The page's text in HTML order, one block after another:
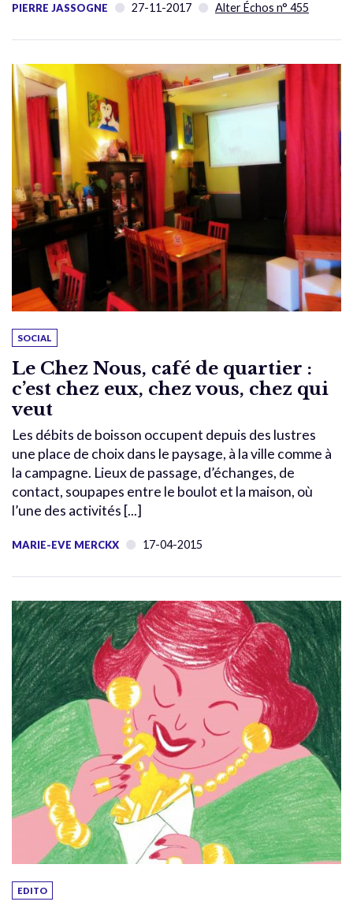
PIERRE JASSOGNE 27-11-2017 Alter Échos n° 455
SOCIAL
Le Chez Nous, café de quartier :
c’est chez eux, chez vous, chez qui
veut
Les débits de boisson occupent depuis des lustres
une place de choix dans le paysage, à la ville comme à
la campagne. Lieux de passage, d’échanges, de
contact, soupapes entre le boulot et la maison, où
l’une des activités [...]
MARIE-EVE MERCKX 17-04-2015
EDITO